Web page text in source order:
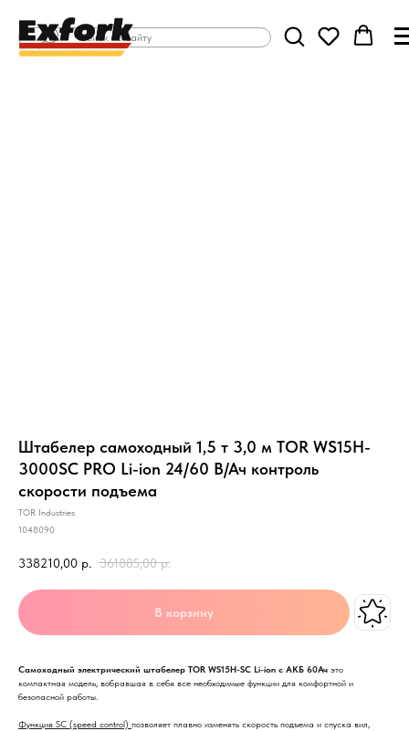
Штабелер самоходный 1,5 т 3,0 м TOR WS15H-
3000SC PRO Li-ion 24/60 В/Ач контроль
скорости подъема
TOR Industries
1048090
338210,00 р. 361885,00 р.
В корзину
Самоходный электрический штабелер TOR WS15H-SC Li-ion с АКБ 60Ач это
компактная модель, вобравшая в себя все необходимые функции для комфортной и
безопасной работы.
Функция SC (speed control) позволяет плавно изменять скорость подъема и спуска вил,